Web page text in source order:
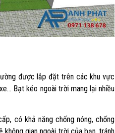
được lắp đặt trên các khu vực
Bạt kéo ngoài trời mang lại nhiều
có khả năng chống nóng, chống